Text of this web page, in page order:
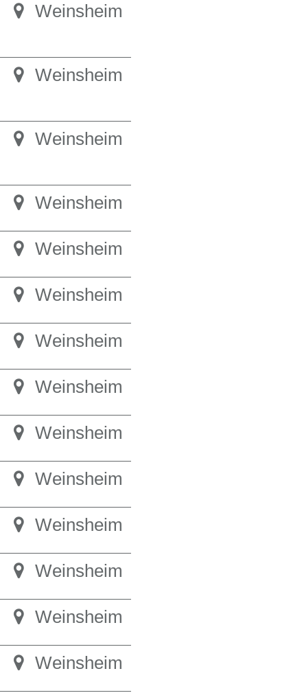
Weinsheim
Weinsheim
Weinsheim
Weinsheim
Weinsheim
Weinsheim
Weinsheim
Weinsheim
Weinsheim
Weinsheim
Weinsheim
Weinsheim
Weinsheim
Weinsheim